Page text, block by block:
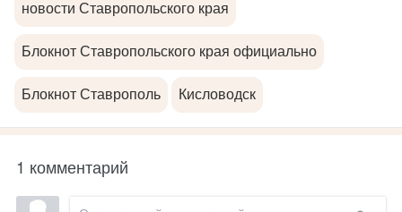
новости Ставропольского края
Блокнот Ставропольского края официально
Блокнот Ставрополь Кисловодск
1 комментарий